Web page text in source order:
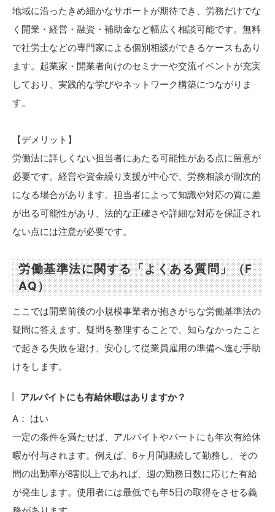
地域に沿ったきめ細かなサポートが期待でき、労務だけでな
く開業・経営・融資・補助金など幅広く相談可能です。無料
で社労士などの専門家による個別相談ができるケースもあり
ます。起業家・開業者向けのセミナーや交流イベントが充実
しており、実践的な学びやネットワーク構築につながりま
す。
【デメリット】
労働法に詳しくない担当者にあたる可能性がある点に留意が
必要です。経営や資金繰り支援が中心で、労務相談が副次的
になる場合があります。担当者によって知識や対応の質に差
が出る可能性があり、法的な正確さや詳細な対応を保証され
ない点には注意が必要です。
労働基準法に関する「よくある質問」（F
AQ）
ここでは開業前後の小規模事業者が抱きがちな労働基準法の
疑問に答えます。疑問を整理することで、知らなかったこと
で起きる失敗を避け、安心して従業員雇用の準備へ進む手助
けをします。
アルバイトにも有給休暇はありますか？
A： はい
一定の条件を満たせば、アルバイトやパートにも年次有給休
暇が付与されます。例えば、6ヶ月間継続して勤務し、その
間の出勤率が8割以上であれば、週の勤務日数に応じた有給
が発生します。使用者には最低でも年5日の取得をさせる義